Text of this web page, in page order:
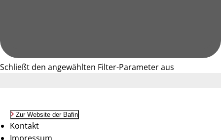
Schließt den angewählten Filter-Parameter aus
Zur Website der Bafin
Kontakt